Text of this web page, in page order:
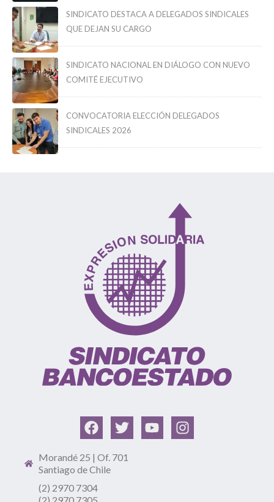
SINDICATO DESTACA A DELEGADOS SINDICALES
QUE DEJAN SU CARGO
SINDICATO NACIONAL EN DIÁLOGO CON NUEVO
COMITÉ EJECUTIVO
CONVOCATORIA ELECCIÓN DELEGADOS
SINDICALES 2026
Morandé 25 | Of. 701
Santiago de Chile
(2) 2970 7304
(2) 2970 7305